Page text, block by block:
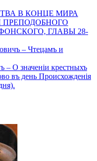
В КОНЦЕ МИРА
ГЛАВЫ 28-
– Чтецамъ и
– О значеніи крестныхъ
въ день Происхожденія